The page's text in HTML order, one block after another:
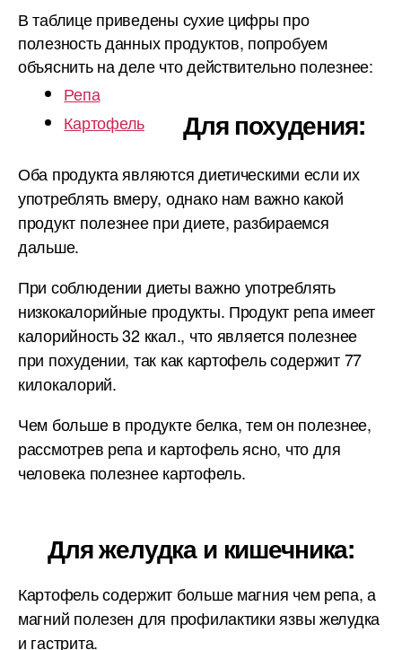
В таблице приведены сухие цифры про
полезность данных продуктов, попробуем
объяснить на деле что действительно полезнее:
Репа
Картофель
Для похудения:
Оба продукта являются диетическими если их
употреблять вмеру, однако нам важно какой
продукт полезнее при диете, разбираемся
дальше.
При соблюдении диеты важно употреблять
низкокалорийные продукты. Продукт репа имеет
калорийность 32 ккал., что является полезнее
при похудении, так как картофель содержит 77
килокалорий.
Чем больше в продукте белка, тем он полезнее,
рассмотрев репа и картофель ясно, что для
человека полезнее картофель.
Для желудка и кишечника:
Картофель содержит больше магния чем репа, а
магний полезен для профилактики язвы желудка
и гастрита.